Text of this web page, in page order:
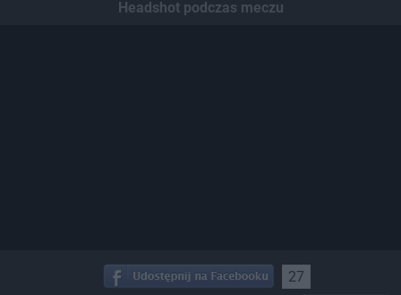
Headshot podczas meczu
27